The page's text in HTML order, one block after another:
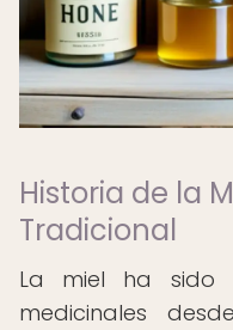
Historia de la
Tradicional
La miel ha sido
medicinales